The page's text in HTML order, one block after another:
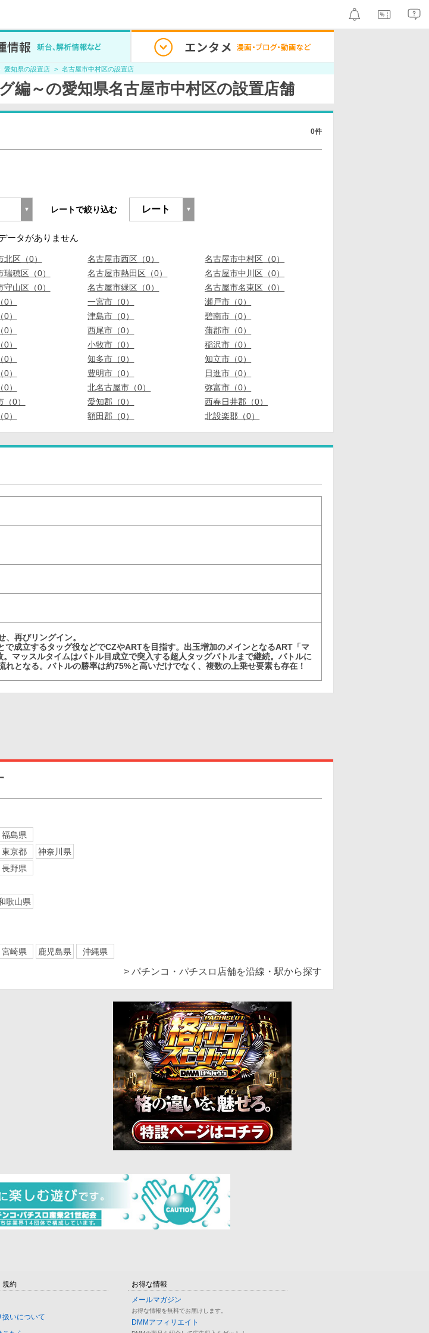
愛知県の設置店 名古屋市中村区の設置店
編～の愛知県名古屋市中村区の設置店舗
0件
レートで絞り込む
ータがありません
区（0） 名古屋市西区（0）
名古屋市中村区（0）
瑞穂区（0） 名古屋市熱田区（0）
名古屋市中川区（0）
守山区（0） 名古屋市緑区（0）
名古屋市名東区（0）
） 一宮市（0）
瀬戸市（0）
） 津島市（0）
碧南市（0）
） 西尾市（0）
蒲郡市（0）
） 小牧市（0）
稲沢市（0）
） 知多市（0）
知立市（0）
） 豊明市（0）
日進市（0）
） 北名古屋市（0）
弥富市（0）
0） 愛知郡（0）
西春日井郡（0）
） 額田郡（0） 北設楽郡（0）
再びリングイン。
で成立するタッグ役などでCZやARTを目指す。出玉増加のメインとなるART「マ
マッスルタイムはバトル目成立で突入する超人タッグバトルまで継続。バトルに
れとなる。バトルの勝率は約75%と高いだけでなく、複数の上乗せ要素も存在！
福島県
東京都
神奈川県
長野県
歌山県
宮崎県 鹿児島県 沖縄県
> パチンコ・パチスロ店舗を沿線・駅から探す
規約
いについて
お得な情報
メールマガジン
お得な情報を無料でお届けします。
DMMアフィリエイト